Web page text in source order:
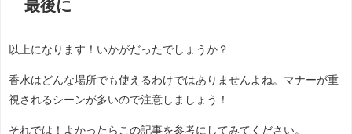
最後に
以上になります！いかがだったでしょうか？
香水はどんな場所でも使えるわけではありませんよね。マナーが重
視されるシーンが多いので注意しましょう！
それでは！よかったらこの記事を参考にしてみてください。